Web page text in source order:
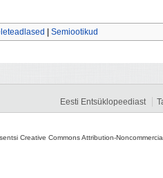
Semiootikud
Eesti Entsüklopeediast
Creative Commons Attribution-